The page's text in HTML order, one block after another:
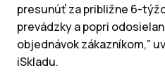
presunúť za približne 6-
prevádzky a popri
objednávok zákazníkom,”
iSkladu.